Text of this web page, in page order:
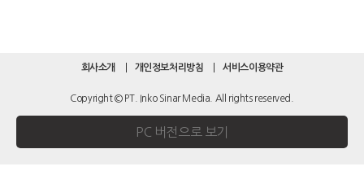
회사소개 개인정보처리방침 서비스이용약관
Copyright © PT. Inko Sinar Media. All rights reserved.
PC 버전으로 보기